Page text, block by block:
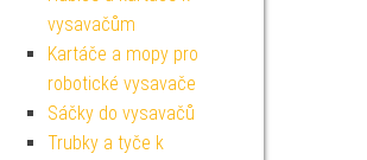
vysavačům
Kartáče a mopy pro
robotické vysavače
Sáčky do vysavačů
Trubky a tyče k